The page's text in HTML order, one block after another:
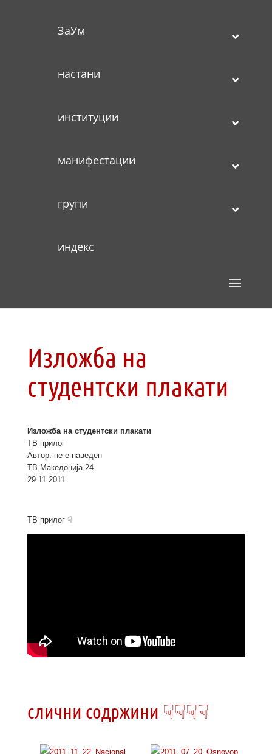
ЗаУм
настани
институции
манифестации
групи
индекс
Изложба на
студентски плакати
Изложба на студентски плакати
ТВ прилог
Автор: не е наведен
ТВ Македонија 24
29.11.2011
ТВ прилог ☟
слични содржини ☟☟☟☟